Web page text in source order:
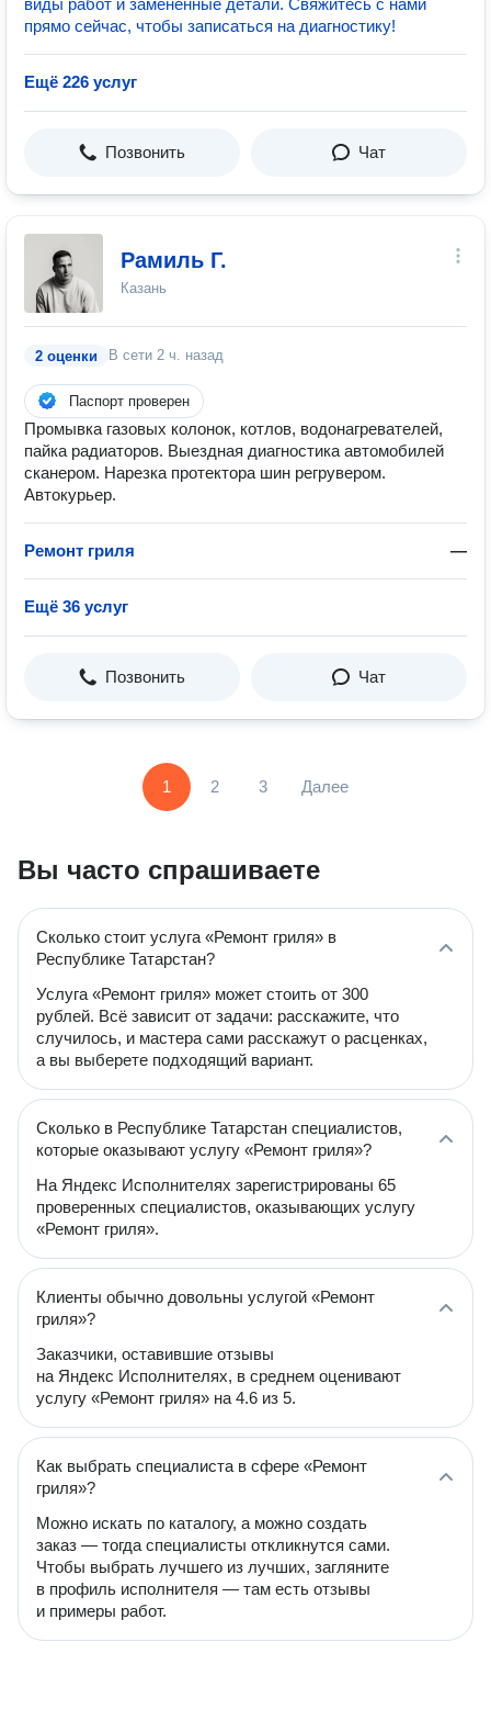
виды работ и замененные детали. Свяжитесь с нами
прямо сейчас, чтобы записаться на диагностику!
Ещё 226 услуг
Позвонить Чат
Рамиль Г.
Казань
2 оценки В сети 2 ч. назад
Паспорт проверен
Промывка газовых колонок, котлов, водонагревателей,
пайка радиаторов. Выездная диагностика автомобилей
сканером. Нарезка протектора шин регрувером.
Автокурьер.
Ремонт гриля —
Ещё 36 услуг
Позвонить Чат
1 2 3 Далее
Вы часто спрашиваете
Сколько стоит услуга «Ремонт гриля» в
Республике Татарстан?
Услуга «Ремонт гриля» может стоить от 300
рублей. Всё зависит от задачи: расскажите, что
случилось, и мастера сами расскажут о расценках,
а вы выберете подходящий вариант.
Сколько в Республике Татарстан специалистов,
которые оказывают услугу «Ремонт гриля»?
На Яндекс Исполнителях зарегистрированы 65
проверенных специалистов, оказывающих услугу
«Ремонт гриля».
Клиенты обычно довольны услугой «Ремонт
гриля»?
Заказчики, оставившие отзывы
на Яндекс Исполнителях, в среднем оценивают
услугу «Ремонт гриля» на 4.6 из 5.
Как выбрать специалиста в сфере «Ремонт
гриля»?
Можно искать по каталогу, а можно создать
заказ — тогда специалисты откликнутся сами.
Чтобы выбрать лучшего из лучших, загляните
в профиль исполнителя — там есть отзывы
и примеры работ.